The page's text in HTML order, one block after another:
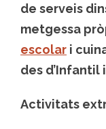
de serveis
metgessa
escolar i
des d’Infantil i
Activitats